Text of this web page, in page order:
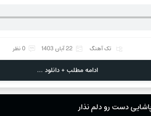
تک آهنگ 22 آبان 1403 0 نظر
ادامه مطلب + دانلود ...
دست رو دلم نذار